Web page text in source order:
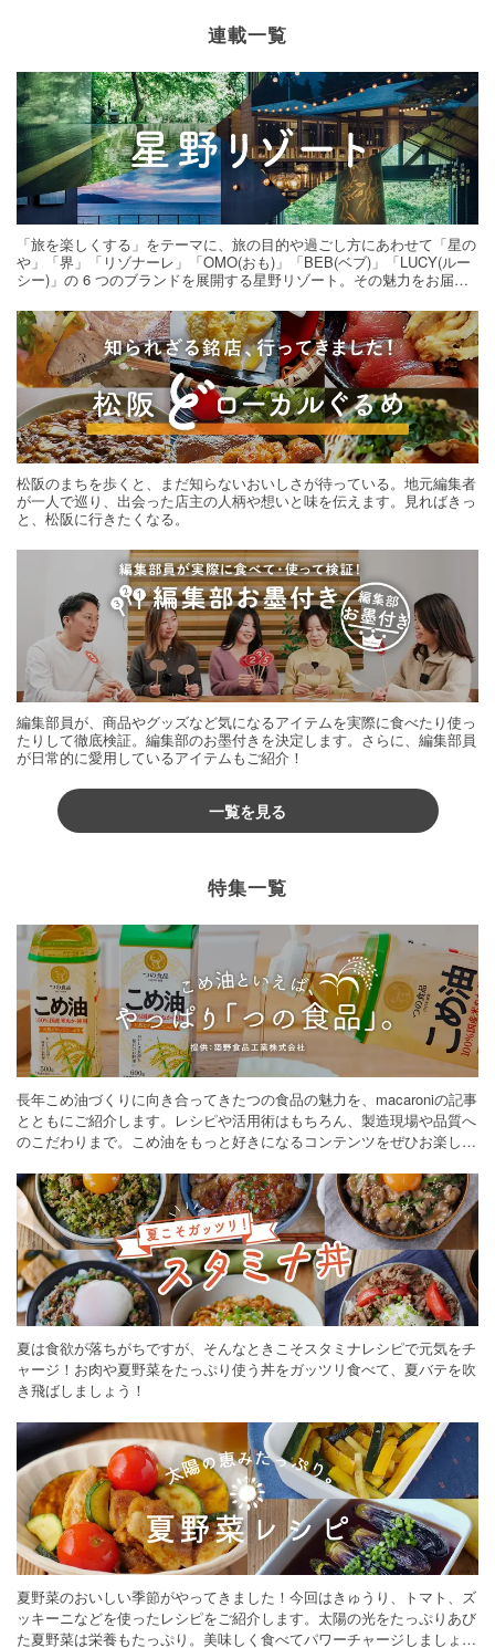
連載一覧
「旅を楽しくする」をテーマに、旅の目的や過ごし方にあわせて「星の
や」「界」「リゾナーレ」「OMO(おも)」「BEB(ベブ)」「LUCY(ルー
シー)」の 6 つのブランドを展開する星野リゾート。その魅力をお届け
松阪のまちを歩くと、まだ知らないおいしさが待っている。地元編集者
が一人で巡り、出会った店主の人柄や想いと味を伝えます。見ればきっ
と、松阪に行きたくなる。
編集部員が、商品やグッズなど気になるアイテムを実際に食べたり使っ
たりして徹底検証。編集部のお墨付きを決定します。さらに、編集部員
が日常的に愛用しているアイテムもご紹介！
一覧を見る
特集一覧
長年こめ油づくりに向き合ってきたつの食品の魅力を、macaroniの記事
とともにご紹介します。レシピや活用術はもちろん、製造現場や品質へ
のこだわりまで。こめ油をもっと好きになるコンテンツをぜひお楽しみ
夏は食欲が落ちがちですが、そんなときこそスタミナレシピで元気をチ
ャージ！お肉や夏野菜をたっぷり使う丼をガッツリ食べて、夏バテを吹
き飛ばしましょう！
夏野菜のおいしい季節がやってきました！今回はきゅうり、トマト、ズ
ッキーニなどを使ったレシピをご紹介します。太陽の光をたっぷりあび
た夏野菜は栄養もたっぷり。美味しく食べてパワーチャージしましょう